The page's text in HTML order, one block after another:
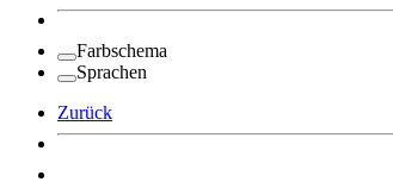
Farbschema
Sprachen
Zurück